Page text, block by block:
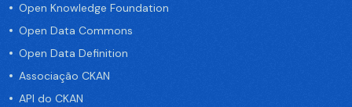
Open Knowledge Foundation
Open Data Commons
Open Data Definition
Associação CKAN
API do CKAN